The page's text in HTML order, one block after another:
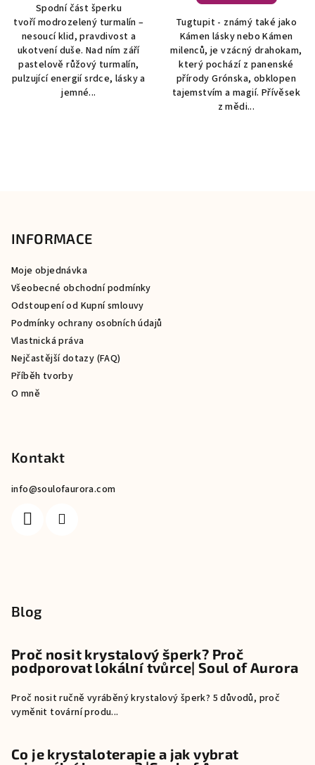
Spodní část šperku
tvoří modrozelený turmalín –
nesoucí klid, pravdivost a
ukotvení duše. Nad ním září
pastelově růžový turmalín,
pulzující energií srdce, lásky a
jemné...
Tugtupit - známý také jako
Kámen lásky nebo Kámen
milenců, je vzácný drahokam,
který pochází z panenské
přírody Grónska, obklopen
tajemstvím a magií. Přívěsek
z mědi...
INFORMACE
Moje objednávka
Všeobecné obchodní podmínky
Odstoupení od Kupní smlouvy
Podmínky ochrany osobních údajů
Vlastnická práva
Nejčastější dotazy (FAQ)
Příběh tvorby
O mně
Kontakt
info@soulofaurora.com
Blog
Proč nosit krystalový šperk? Proč
podporovat lokální tvůrce| Soul of Aurora
Proč nosit ručně vyráběný krystalový šperk? 5 důvodů, proč
vyměnit tovární produ...
Co je krystaloterapie a jak vybrat